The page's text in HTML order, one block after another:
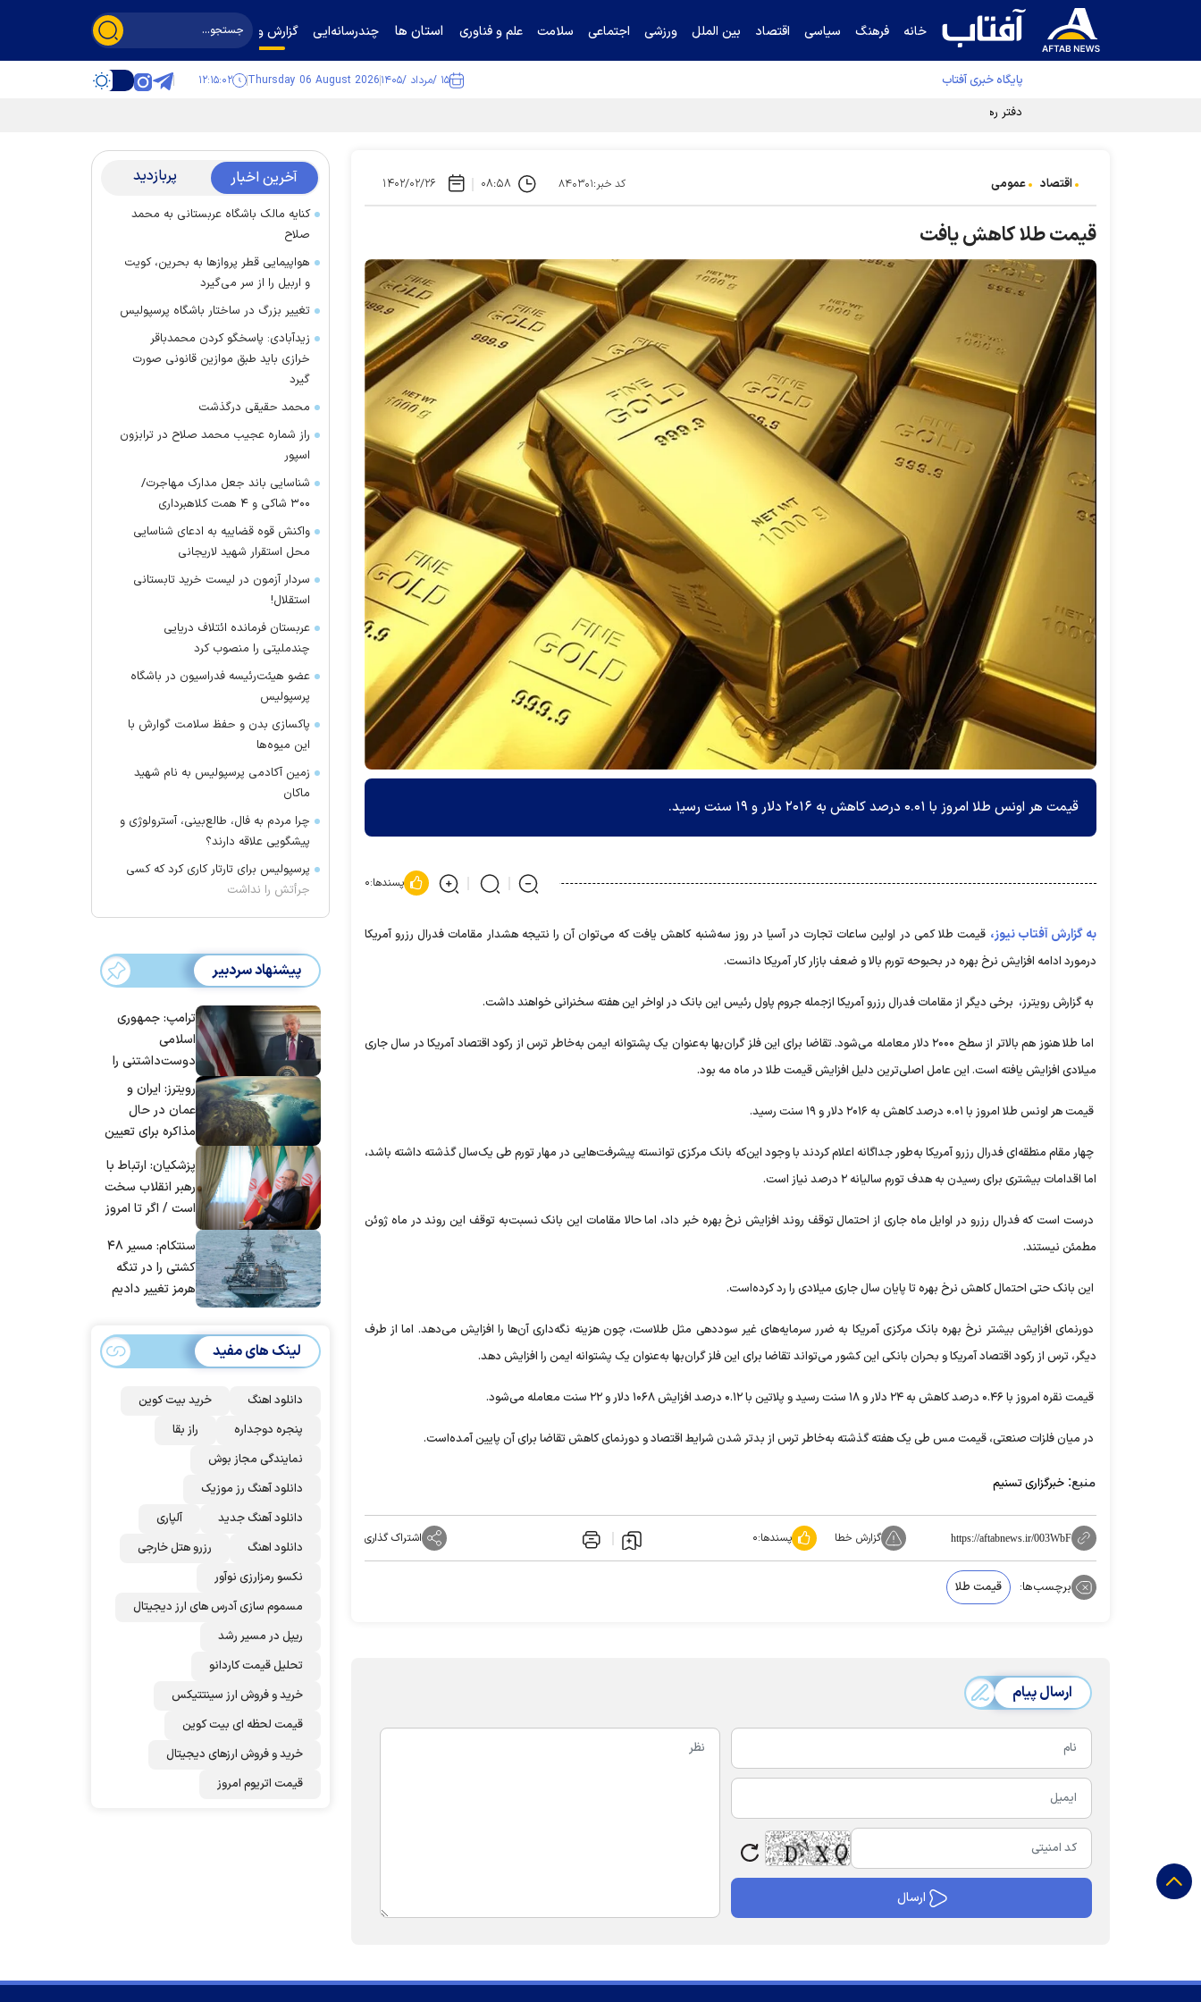
خانه فرهنگ سیاسی اقتصاد بین الملل ورزشی اجتماعی سلامت علم و فناوری استان ها چندرسانه‌ایی گزارش و گفت‌وگو
پایگاه خبری آفتاب ۱۵ /مرداد /۱۴۰۵ Thursday 06 August 2026 ۱۲:۱۵:۰۳
دفتر رهبر انقلاب ادعای خرازی درباره پزشکیان را تکذیب کرد
اقتصاد عمومی کد خبر:۸۴۰۳۰۱ ۰۸:۵۸ ۱۴۰۲/۰۲/۲۶
قیمت طلا کاهش یافت
قیمت هر اونس طلا امروز با ۰.۰۱ درصد کاهش به ۲۰۱۶ دلار و ۱۹ سنت رسید.
پسندها:۰
به گزارش آفتاب نیوز، قیمت طلا کمی در اولین ساعات تجارت در آسیا در روز سه‌شنبه کاهش یافت که می‌توان آن را نتیجه هشدار مقامات فدرال رزرو آمریکا
درمورد ادامه افزایش نرخ بهره در بحبوحه تورم بالا و ضعف بازار کار آمریکا دانست.
به گزارش رویترز، برخی دیگر از مقامات فدرال رزرو آمریکا ازجمله جروم پاول رئیس این بانک در اواخر این هفته سخنرانی خواهند داشت.
اما طلا هنوز هم بالاتر از سطح ۲۰۰۰ دلار معامله می‌شود. تقاضا برای این فلز گران‌بها به‌عنوان یک پشتوانه ایمن به‌خاطر ترس از رکود اقتصاد آمریکا در سال جاری
میلادی افزایش یافته است. این عامل اصلی‌ترین دلیل افزایش قیمت طلا در ماه مه بود.
قیمت هر اونس طلا امروز با ۰.۰۱ درصد کاهش به ۲۰۱۶ دلار و ۱۹ سنت رسید.
چهار مقام منطقه‌ای فدرال رزرو آمریکا به‌طور جداگانه اعلام کردند با وجود این‌که بانک مرکزی توانسته پیشرفت‌هایی در مهار تورم طی یک‌سال گذشته داشته باشد،
اما اقدامات بیشتری برای رسیدن به هدف تورم سالیانه ۲ درصد نیاز است.
درست است که فدرال رزرو در اوایل ماه جاری از احتمال توقف روند افزایش نرخ بهره خبر داد، اما حالا مقامات این بانک نسبت‌به توقف این روند در ماه ژوئن
مطمئن نیستند.
این بانک حتی احتمال کاهش نرخ بهره تا پایان سال جاری میلادی را رد کرده‌است.
دورنمای افزایش بیشتر نرخ بهره بانک مرکزی آمریکا به ضرر سرمایه‌های غیر سوددهی مثل طلاست، چون هزینه نگه‌داری آن‌ها را افزایش می‌دهد. اما از طرف
دیگر، ترس از رکود اقتصاد آمریکا و بحران بانکی این کشور می‌تواند تقاضا برای این فلز گران‌بها به‌عنوان یک پشتوانه ایمن را افزایش دهد.
قیمت نقره امروز با ۰.۴۶ درصد کاهش به ۲۴ دلار و ۱۸ سنت رسید و پلاتین با ۰.۱۲ درصد افزایش ۱۰۶۸ دلار و ۲۲ سنت معامله می‌شود.
در میان فلزات صنعتی، قیمت مس طی یک هفته گذشته به‌خاطر ترس از بدتر شدن شرایط اقتصاد و دورنمای کاهش تقاضا برای آن پایین آمده‌است.
منبع: خبرگزاری تسنیم
https://aftabnews.ir/003WbF گزارش خطا پسندها:۰ اشتراک گذاری
برچسب‌ها: قیمت طلا
ارسال پیام
آخرین اخبار پربازدید
کنایه مالک باشگاه عربستانی به محمد
صلاح
هواپیمایی قطر پرواز‌ها به بحرین، کویت
و اربیل را از سر می‌گیرد
تغییر بزرگ در ساختار باشگاه پرسپولیس
زیدآبادی: پاسخگو کردن محمدباقر
خرازی باید طبق موازین قانونی صورت
گیرد
محمد حقیقی درگذشت
راز شماره عجیب محمد صلاح در ترابزون
اسپور
شناسایی باند جعل مدارک مهاجرت/
۳۰۰ شاکی و ۴ همت کلاهبرداری
واکنش قوه قضاییه به ادعای شناسایی
محل استقرار شهید لاریجانی
سردار آزمون در لیست خرید تابستانی
استقلال!
عربستان فرمانده ائتلاف دریایی
چندملیتی را منصوب کرد
عضو هیئت‌رئیسه فدراسیون در باشگاه
پرسپولیس
پاکسازی بدن و حفظ سلامت گوارش با
این میوه‌ها
زمین آکادمی پرسپولیس به نام شهید
ماکان
چرا مردم به فال، طالع‌بینی، آسترولوژی و
پیشگویی علاقه دارند؟
پرسپولیس برای تارتار کاری کرد که کسی
جرأتش را نداشت
پیشنهاد سردبیر
ترامپ: جمهوری
اسلامی
دوست‌داشتنی را
حسابی می‌کوبیم |
برای بزرگ‌ترین
حمله آماده بودیم
است، درست
است؟
رویترز: ایران و
عمان در حال
مذاکره برای تعیین
تنگه هرمز هستند
پزشکیان: ارتباط با
رهبر انقلاب سخت
است / اگر تا امروز
مردم ایران استسنتکام: مسیر ۴۸
کشتی را در تنگه
هرمز تغییر دادیم
لینک های مفید
دانلود اهنگ
خرید بیت کوین
پنجره دوجداره
راز بقا
نمایندگی مجاز بوش
دانلود آهنگ رز‌ موزیک
دانلود آهنگ جدید
آلپاری
دانلود اهنگ
رزرو هتل خارجی
نکسو رمزارزی نوآور
مسموم سازی آدرس های ارز دیجیتال
ریپل در مسیر رشد
تحلیل قیمت کاردانو
خرید و فروش ارز سینتتیکس
قیمت لحظه ای بیت کوین
خرید و فروش ارزهای دیجیتال
قیمت اتریوم امروز